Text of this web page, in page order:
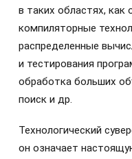
в таких областях, как
компиляторные
распределенные
и тестирования
обработка больших
поиск и др.
Технологический
он означает